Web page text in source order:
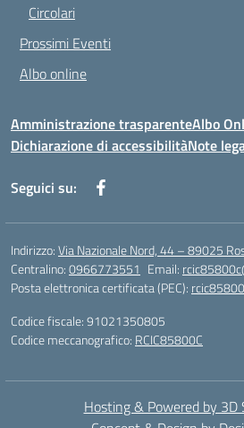
Circolari
Prossimi Eventi
Albo online
Amministrazione trasparenteAlbo
Dichiarazione di accessibilitàNote
Seguici su:
Indirizzo:Via Nazionale Nord, 44 – 89025
Centralino:0966773551 Email:
Posta elettronica certificata (PEC):
Codice fiscale: 91021350805
Codice meccanografico: RCIC85800C
Hosting & Powered by 3D